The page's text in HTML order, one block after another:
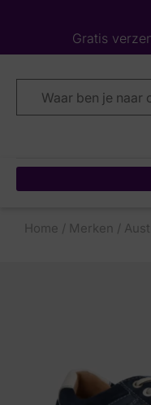
Gratis
Home / Merken /